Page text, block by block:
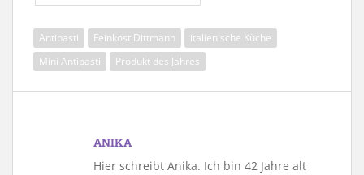
Antipasti Feinkost Dittmann
italienische Küche
Mini Antipasti
Produkt des Jahres
ANIKA
Hier schreibt Anika. Ich bin 42 Jahre alt